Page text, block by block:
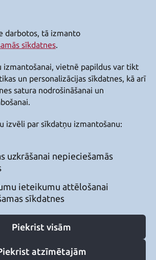
darbotos, tā izmanto
sīkdatnes.
izmantošanai, vietnē papildus var tikt
un personalizācijas sīkdatnes, kā arī
satura nodrošināšanai un
izvēli par sīkdatņu izmantošanu:
uzkrāšanai nepieciešamās
ieteikumu attēlošanai
sīkdatnes
Piekrist visām
atzīmētajām